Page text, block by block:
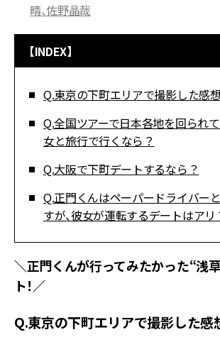
晴、佐野晶哉
【INDEX】
Q.東京の下町エリアで撮影した感
Q.全国ツアーで日本各地を回られ
女と旅行で行くなら？
Q.大阪で下町デートするなら？
Q.正門くんはペーパードライバー
すが、彼女が運転するデートはアリ
＼正門くんが行ってみたかった“浅
ト！／
Q.東京の下町エリアで撮影した感